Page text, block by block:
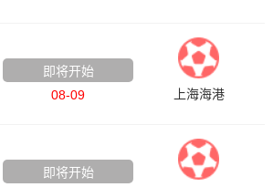
即将开始
08-09
上海海港
即将开始